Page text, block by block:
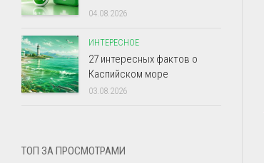
04.08.2026
ИНТЕРЕСНОЕ
27 интересных фактов о
Каспийском море
03.08.2026
ТОП ЗА ПРОСМОТРАМИ